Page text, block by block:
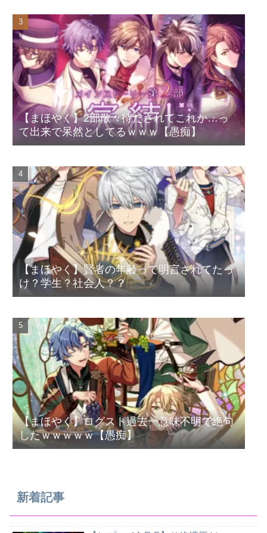
【まほやく】2部散々待たされてこれか…っ
て出来で呆然としてるｗｗｗ【愚痴】
【まほやく】賢者の年齢って明言されてたっ
け？学生？社会人？？
【まほやく】ログスト過去一意味不明で絶句
したｗｗｗｗｗ【愚痴】
新着記事